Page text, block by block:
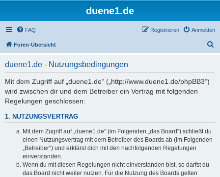
duene1.de
FAQ Anmelden
Registrieren
Foren-Übersicht
duene1.de - Nutzungsbedingungen
Mit dem Zugriff auf „duene1.de“ („http://www.duene1.de/phpBB3“)
wird zwischen dir und dem Betreiber ein Vertrag mit folgenden
Regelungen geschlossen:
1. NUTZUNGSVERTRAG
Mit dem Zugriff auf „duene1.de“ (im Folgenden „das Board“) schließt du
einen Nutzungsvertrag mit dem Betreiber des Boards ab (im Folgenden
„Betreiber“) und erklärst dich mit den nachfolgenden Regelungen
einverstanden.
Wenn du mit diesen Regelungen nicht einverstanden bist, so darfst du
das Board nicht weiter nutzen. Für die Nutzung des Boards gelten